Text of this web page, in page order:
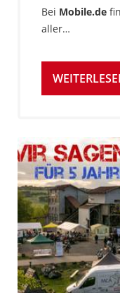
Bei Mobile.de
aller…